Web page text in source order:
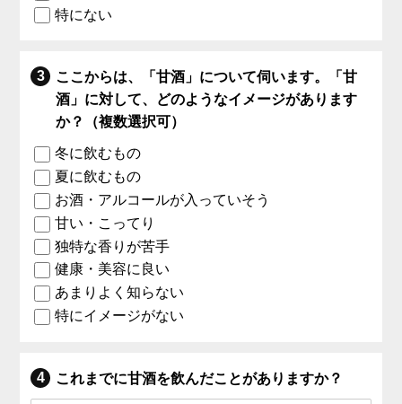
特にない
ここからは、「甘酒」について伺います。「甘
酒」に対して、どのようなイメージがあります
か？（複数選択可）
冬に飲むもの
夏に飲むもの
お酒・アルコールが入っていそう
甘い・こってり
独特な香りが苦手
健康・美容に良い
あまりよく知らない
特にイメージがない
これまでに甘酒を飲んだことがありますか？